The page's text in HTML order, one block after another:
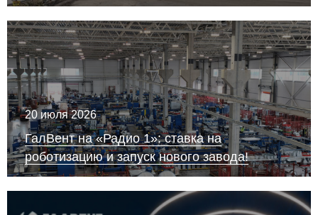
20 июля 2026
ГалВент на «Радио 1»: ставка на
роботизацию и запуск нового завода!